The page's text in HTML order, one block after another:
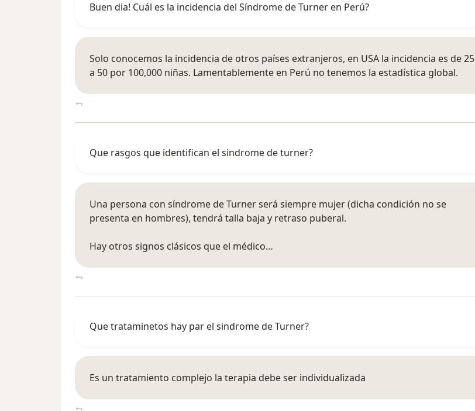
Buen dia! Cuál es la incidencia del Síndrome de Turner en Perú?
Solo conocemos la incidencia de otros países extranjeros, en USA la incidencia es de 25
a 50 por 100,000 niñas. Lamentablemente en Perú no tenemos la estadística global.
Que rasgos que identifican el sindrome de turner?
Una persona con síndrome de Turner será siempre mujer (dicha condición no se
presenta en hombres), tendrá talla baja y retraso puberal.
Hay otros signos clásicos que el médico…
Que trataminetos hay par el sindrome de Turner?
Es un tratamiento complejo la terapia debe ser individualizada